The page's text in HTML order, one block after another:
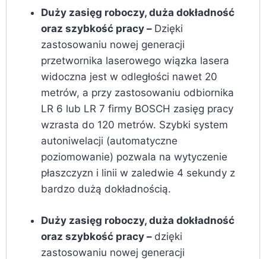
Duży zasięg roboczy, duża dokładność
oraz szybkość pracy – Dzięki
zastosowaniu nowej generacji
przetwornika laserowego wiązka lasera
widoczna jest w odległości nawet 20
metrów, a przy zastosowaniu odbiornika
LR 6 lub LR 7 firmy BOSCH zasięg pracy
wzrasta do 120 metrów. Szybki system
autoniwelacji (automatyczne
poziomowanie) pozwala na wytyczenie
płaszczyzn i linii w zaledwie 4 sekundy z
bardzo dużą dokładnością.
Duży zasięg roboczy, duża dokładność
oraz szybkość pracy – dzięki
zastosowaniu nowej generacji